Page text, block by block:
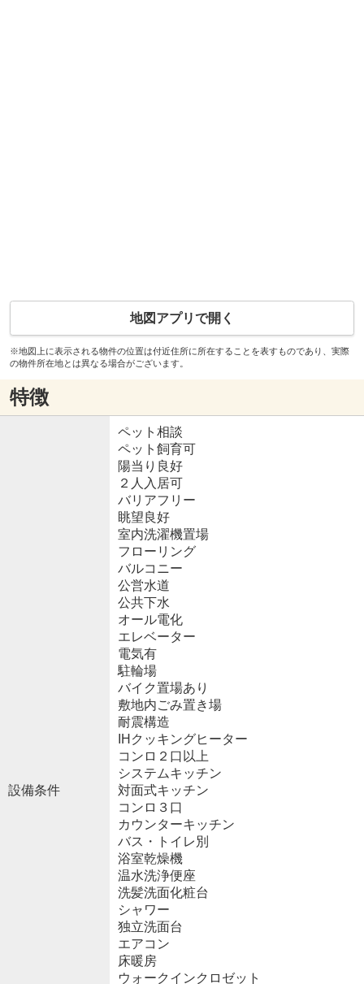
地図アプリで開く
※地図上に表示される物件の位置は付近住所に所在することを表すものであり、実際
の物件所在地とは異なる場合がございます。
特徴
設備条件
ペット相談
ペット飼育可
陽当り良好
２人入居可
バリアフリー
眺望良好
室内洗濯機置場
フローリング
バルコニー
公営水道
公共下水
オール電化
エレベーター
電気有
駐輪場
バイク置場あり
敷地内ごみ置き場
耐震構造
IHクッキングヒーター
コンロ２口以上
システムキッチン
対面式キッチン
コンロ３口
カウンターキッチン
バス・トイレ別
浴室乾燥機
温水洗浄便座
洗髪洗面化粧台
シャワー
独立洗面台
エアコン
床暖房
ウォークインクロゼット